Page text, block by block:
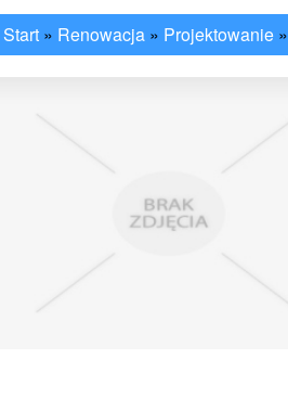
Start» Renowacja» Projektowanie»